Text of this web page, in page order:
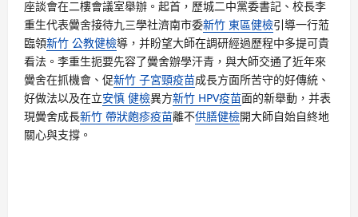
座談會在二樓會議室舉辦。起首，歷城二中黨委書記、校長李
重生代表黌舍接待九三學社濟南市委新竹 東區健檢引導一行蒞
臨領新竹 公教健檢導，并盼望大師在調研經過歷程中多提可貴
看法。李重生扼要先容了黌舍辦學汗青，與大師交通了近年來
黌舍在抓機會、促新竹 子宮頸疫苗成長方面所苦守的好傳統、
好做法以及在立安慎 健檢異方新竹 HPV疫苗面的新舉動，并表
現黌舍成長新竹 帶狀皰疹疫苗離不供膳健檢開大師自始自終地
關心與支撐。